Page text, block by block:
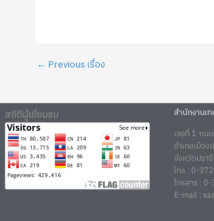
← Previous เรื่อง
สถิติผู้เยี่ยมชม
สำนักงานเ
เลขที่ 1 ถน
อำเภอเมือ
จังหวัดปรา
โทร : 0-
โทรสาร :
E-mail :